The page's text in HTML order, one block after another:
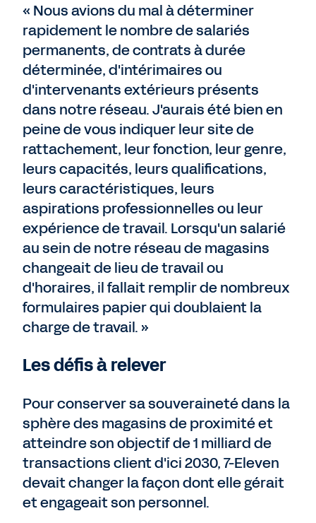
« Nous avions du mal à déterminer
rapidement le nombre de salariés
permanents, de contrats à durée
déterminée, d'intérimaires ou
d'intervenants extérieurs présents
dans notre réseau. J'aurais été bien en
peine de vous indiquer leur site de
rattachement, leur fonction, leur genre,
leurs capacités, leurs qualifications,
leurs caractéristiques, leurs
aspirations professionnelles ou leur
expérience de travail. Lorsqu'un salarié
au sein de notre réseau de magasins
changeait de lieu de travail ou
d'horaires, il fallait remplir de nombreux
formulaires papier qui doublaient la
charge de travail. »
Les défis à relever
Pour conserver sa souveraineté dans la
sphère des magasins de proximité et
atteindre son objectif de 1 milliard de
transactions client d'ici 2030, 7-Eleven
devait changer la façon dont elle gérait
et engageait son personnel.